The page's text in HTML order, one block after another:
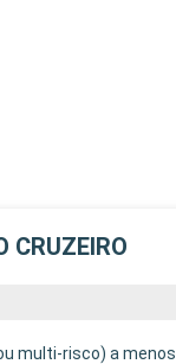
CRUZEIRO
multi-risco) a menos